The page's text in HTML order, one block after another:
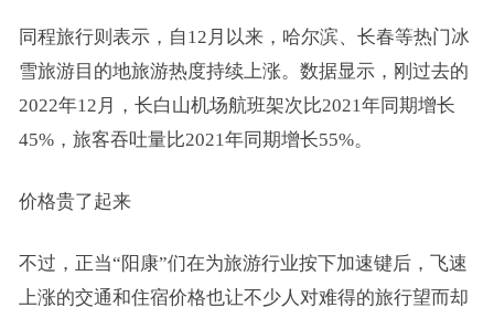
同程旅行则表示，自12月以来，哈尔滨、长春等热门冰
雪旅游目的地旅游热度持续上涨。数据显示，刚过去的
2022年12月，长白山机场航班架次比2021年同期增长
45%，旅客吞吐量比2021年同期增长55%。
价格贵了起来
不过，正当“阳康”们在为旅游行业按下加速键后，飞速
上涨的交通和住宿价格也让不少人对难得的旅行望而却